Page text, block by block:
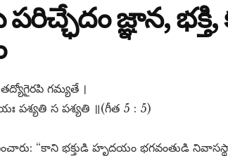
జ్ఞాన,
గమ్యతే ।
పశ్యతి స పశ్యతి ॥(గీత 5 : 5)
“కాని భక్తుడి హృదయం భగవంతుడి